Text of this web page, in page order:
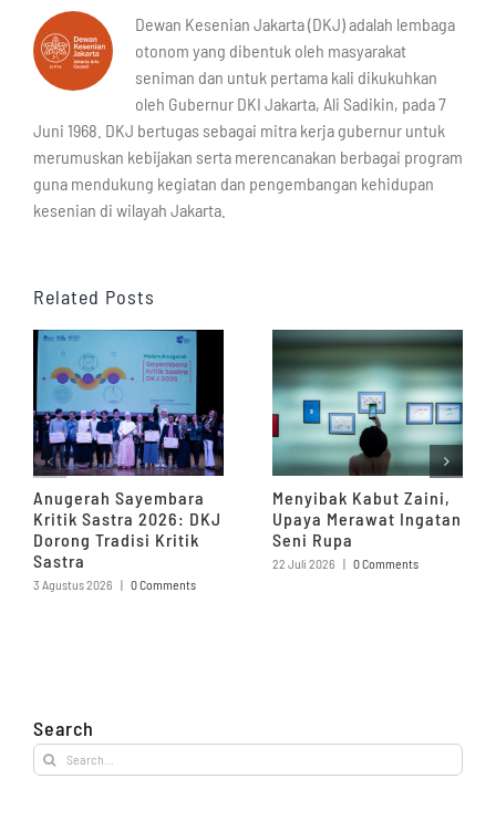
Dewan Kesenian Jakarta (DKJ) adalah lembaga
otonom yang dibentuk oleh masyarakat
seniman dan untuk pertama kali dikukuhkan
oleh Gubernur DKI Jakarta, Ali Sadikin, pada 7
Juni 1968. DKJ bertugas sebagai mitra kerja gubernur untuk
merumuskan kebijakan serta merencanakan berbagai program
guna mendukung kegiatan dan pengembangan kehidupan
kesenian di wilayah Jakarta.
Related Posts
Anugerah Sayembara
Kritik Sastra 2026: DKJ
Dorong Tradisi Kritik
Sastra
3 Agustus 2026 | 0 Comments
Menyibak Kabut Zaini,
Upaya Merawat Ingatan
Seni Rupa
22 Juli 2026 | 0 Comments
Search
Search
for: